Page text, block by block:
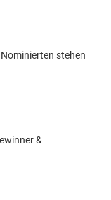
stehen
&